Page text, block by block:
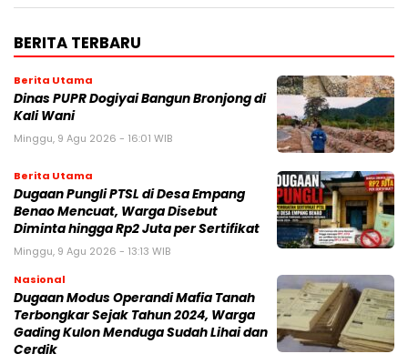
BERITA TERBARU
Berita Utama
Dinas PUPR Dogiyai Bangun Bronjong di
Kali Wani
Minggu, 9 Agu 2026 - 16:01 WIB
Berita Utama
Dugaan Pungli PTSL di Desa Empang
Benao Mencuat, Warga Disebut
Diminta hingga Rp2 Juta per Sertifikat
Minggu, 9 Agu 2026 - 13:13 WIB
Nasional
Dugaan Modus Operandi Mafia Tanah
Terbongkar Sejak Tahun 2024, Warga
Gading Kulon Menduga Sudah Lihai dan
Cerdik